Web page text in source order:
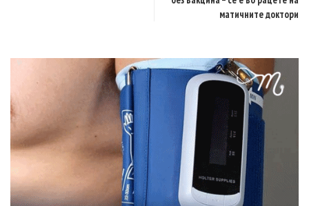
матичните доктори